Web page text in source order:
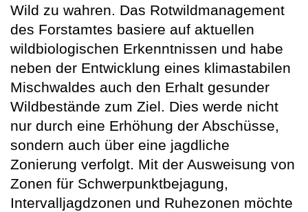
Wild zu wahren. Das Rotwildmanagement
des Forstamtes basiere auf aktuellen
wildbiologischen Erkenntnissen und habe
neben der Entwicklung eines klimastabilen
Mischwaldes auch den Erhalt gesunder
Wildbestände zum Ziel. Dies werde nicht
nur durch eine Erhöhung der Abschüsse,
sondern auch über eine jagdliche
Zonierung verfolgt. Mit der Ausweisung von
Zonen für Schwerpunktbejagung,
Intervalljagdzonen und Ruhezonen möchte